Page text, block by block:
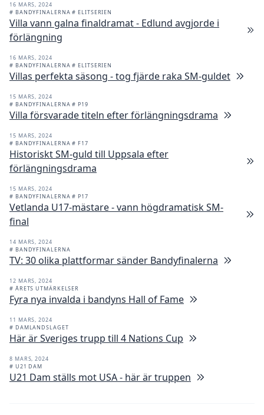
16 MARS, 2024
# BANDYFINALERNA# ELITSERIEN
Villa vann galna finaldramat - Edlund avgjorde i
förlängning
16 MARS, 2024
# BANDYFINALERNA# ELITSERIEN
Villas perfekta säsong - tog fjärde raka SM-guldet
15 MARS, 2024
# BANDYFINALERNA# P19
Villa försvarade titeln efter förlängningsdrama
15 MARS, 2024
# BANDYFINALERNA# F17
Historiskt SM-guld till Uppsala efter
förlängningsdrama
15 MARS, 2024
# BANDYFINALERNA# P17
Vetlanda U17-mästare - vann högdramatisk SM-
final
14 MARS, 2024
# BANDYFINALERNA
TV: 30 olika plattformar sänder Bandyfinalerna
12 MARS, 2024
# ÅRETS UTMÄRKELSER
Fyra nya invalda i bandyns Hall of Fame
11 MARS, 2024
# DAMLANDSLAGET
Här är Sveriges trupp till 4 Nations Cup
8 MARS, 2024
# U21 DAM
U21 Dam ställs mot USA - här är truppen